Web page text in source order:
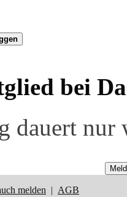
bei
dauert
melden | AGB